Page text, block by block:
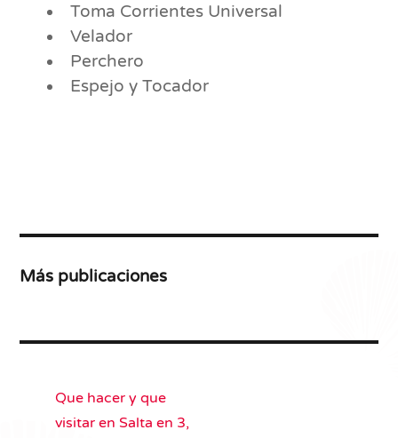
Toma Corrientes Universal
Velador
Perchero
Espejo y Tocador
Más publicaciones
Que hacer y que
visitar en Salta en 3,